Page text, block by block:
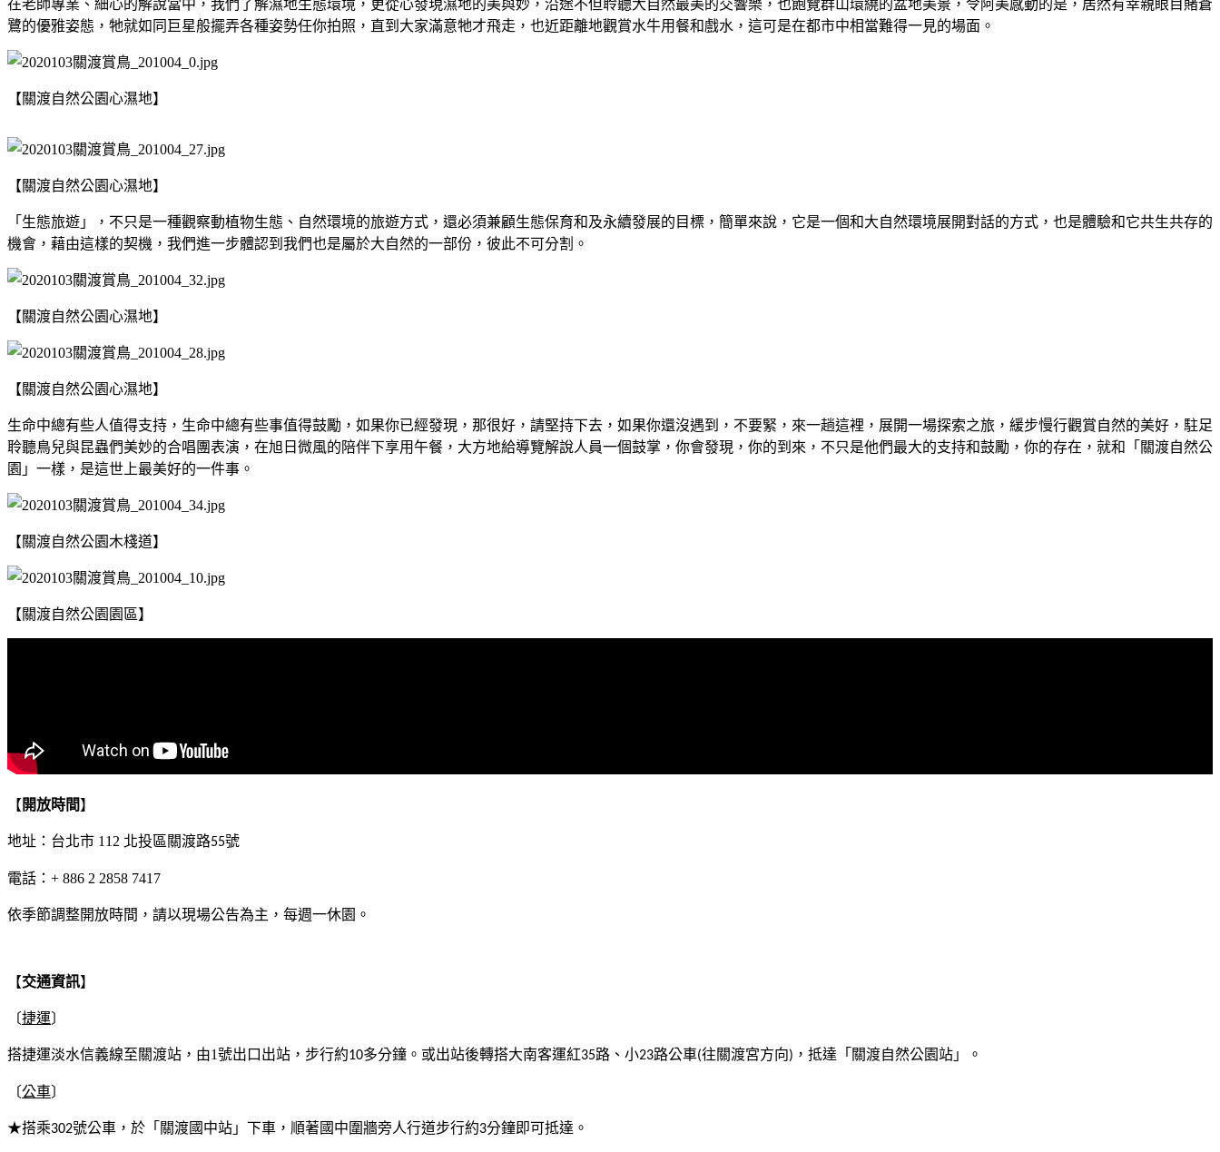
在老師專業、細心的解說當中，我們了解濕地生態環境，更從心發現濕地的美與妙，沿途不但聆聽大自然最美的交響樂，也飽覽群山環繞的盆地美景，令阿美感動的是，居然有幸親眼目賭蒼
鷺的優雅姿態，牠就如同巨星般擺弄各種姿勢任你拍照，直到大家滿意牠才飛走，也近距離地觀賞水牛用餐和戲水，這可是在都市中相當難得一見的場面。
【關渡自然公園心濕地】
【關渡自然公園心濕地】
「生態旅遊」，不只是一種觀察動植物生態、自然環境的旅遊方式，還必須兼顧生態保育和及永續發展的目標，簡單來說，它是一個和大自然環境展開對話的方式，也是體驗和它共生共存的
機會，藉由這樣的契機，我們進一步體認到我們也是屬於大自然的一部份，彼此不可分割。
【關渡自然公園心濕地】
【關渡自然公園心濕地】
生命中總有些人值得支持，生命中總有些事值得鼓勵，如果你已經發現，那很好，請堅持下去，如果你還沒遇到，不要緊，來一趟這裡，展開一場探索之旅，緩步慢行觀賞自然的美好，駐足
聆聽鳥兒與昆蟲們美妙的合唱團表演，在旭日微風的陪伴下享用午餐，大方地給導覽解說人員一個鼓掌，你會發現，你的到來，不只是他們最大的支持和鼓勵，你的存在，就和「關渡自然公
園」一樣，是這世上最美好的一件事。
【關渡自然公園木棧道】
【關渡自然公園園區】
【 開放時間】
地址：台北市 112 北投區關渡路55號
電話： + 886 2 2858 7417
依季節調整開放時間，請以現場公告為主，每週一休園。
【交通資訊】
〔捷運〕
搭捷運淡水信義線至關渡站，由1號出口出站，步行約10多分鐘。或出站後轉搭大南客運紅35路、小23路公車(往關渡宮方向) ，抵達「關渡自然公園站」。
〔公車〕
★搭乘302號公車，於「關渡國中站」下車，順著國中圍牆旁人行道步行約3分鐘即可抵達。